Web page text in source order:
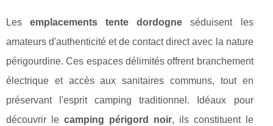
Lesemplacements tente dordogne séduisent les
amateurs d'authenticité et de contact direct avec la nature
périgourdine. Ces espaces délimités offrent branchement
électrique et accès aux sanitaires communs, tout en
préservant l'esprit camping traditionnel. Idéaux pour
découvrir le camping périgord noir, ils constituent le